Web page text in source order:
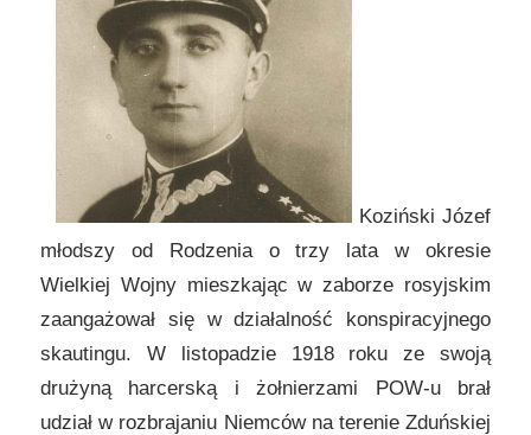
Koziński Józef
młodszy od Rodzenia o trzy lata w okresie
Wielkiej Wojny mieszkając w zaborze rosyjskim
zaangażował się w działalność konspiracyjnego
skautingu. W listopadzie 1918 roku ze swoją
drużyną harcerską i żołnierzami POW-u brał
udział w rozbrajaniu Niemców na terenie Zduńskiej